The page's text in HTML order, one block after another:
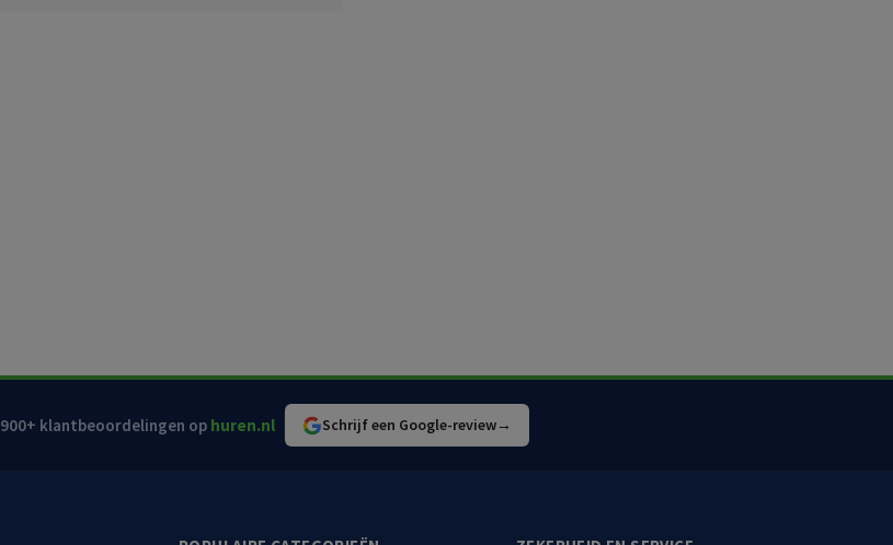
900+ klantbeoordelingen op huren.nl Schrijf een Google-review→